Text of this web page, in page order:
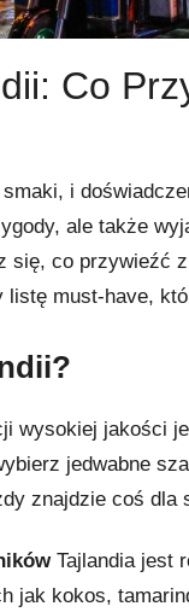
Co
i
ale także
co przywieźć
must-have,
wysokiej jakości
jedwabne
znajdzie coś dla
Tajlandia jest
jak kokos,